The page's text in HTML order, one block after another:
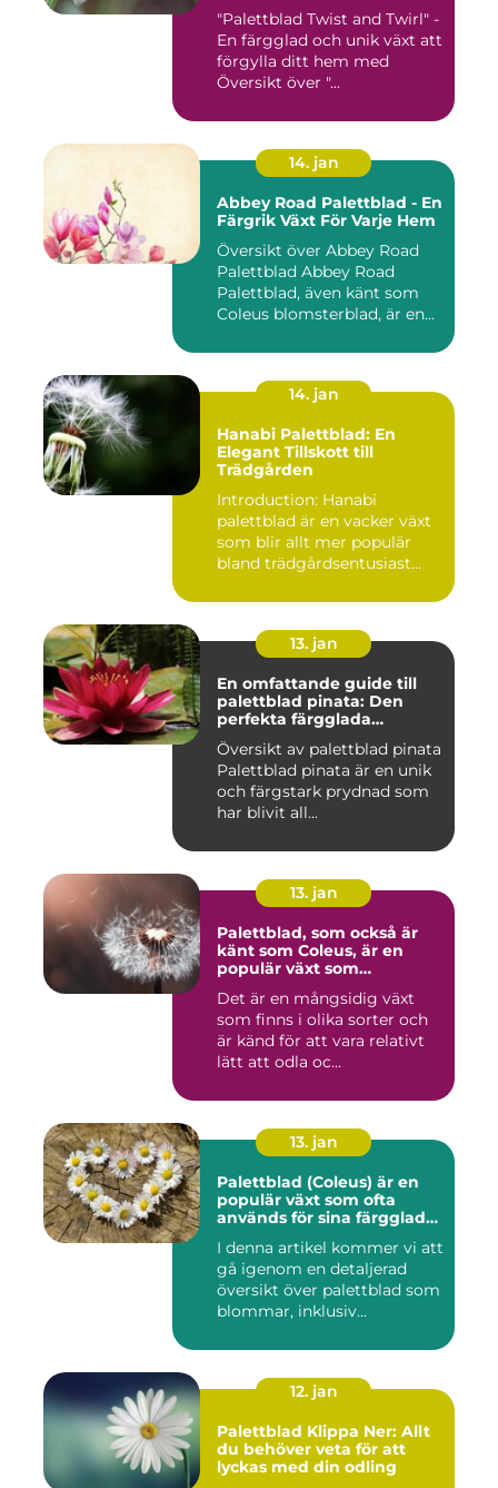
"Palettblad Twist and Twirl" -
En färgglad och unik växt att
förgylla ditt hem med
Översikt över "...
14. jan
Abbey Road Palettblad - En
Färgrik Växt För Varje Hem
Översikt över Abbey Road
Palettblad Abbey Road
Palettblad, även känt som
Coleus blomsterblad, är en...
14. jan
Hanabi Palettblad: En
Elegant Tillskott till
Trädgården
Introduction: Hanabi
palettblad är en vacker växt
som blir allt mer populär
bland trädgårdsentusiast...
13. jan
En omfattande guide till
palettblad pinata: Den
perfekta färgglada
prydnaden för ditt hem
Översikt av palettblad pinata
Palettblad pinata är en unik
och färgstark prydnad som
har blivit all...
13. jan
Palettblad, som också är
känt som Coleus, är en
populär växt som
färgglada och mönstrade
blad
Det är en mångsidig växt
som finns i olika sorter och
är känd för att vara relativt
lätt att odla oc...
13. jan
Palettblad (Coleus) är en
populär växt som ofta
används för sina färgglada
känt att vissa sorter även
kan blomma
I denna artikel kommer vi att
gå igenom en detaljerad
översikt över palettblad som
blommar, inklusiv...
12. jan
Palettblad Klippa Ner: Allt
du behöver veta för att
lyckas med din odling